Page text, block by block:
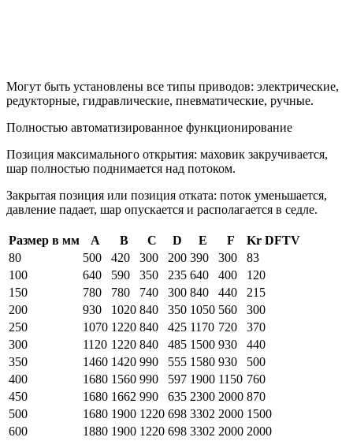
Могут быть установлены все типы приводов: электрические,
редукторные, гидравлические, пневматические, ручные.
Полностью автоматизированное функционирование
Позиция максимального открытия: маховик закручивается,
шар полностью поднимается над потоком.
Закрытая позиция или позиция отката: поток уменьшается,
давление падает, шар опускается и располагается в седле.
Размер в мм А В С D Е F
Kr DFTV
80
500 420 300 200 390 300
83
100
640 590 350 235 640 400
120
150
780 780 740 300 840 440
215
200
930 1020 840 350 1050 560
300
250
1070 1220 840 425 1170 720
370
300
1120 1220 840 485 1500 930
440
350
1460 1420 990 555 1580 930
500
400
1680 1560 990 597 1900 1150 760
450
1680 1662 990 635 2300 2000 870
500
1680 1900 1220 698 3302 2000 1500
600
1880 1900 1220 698 3302 2000 2000